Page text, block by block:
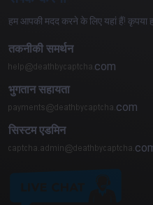
हम आपकी मदद करने के लिए यहां हैं! कृपया
तकनीकी समर्थन
com
भुगतान सहायता
com
सिस्टम एडमिन